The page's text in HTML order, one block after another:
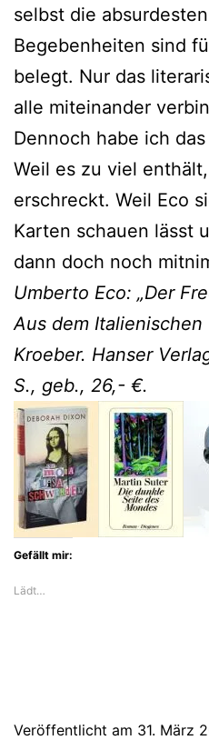
selbst die
Begebenheiten sind
belegt. Nur das
alle miteinander
Dennoch habe ich
Weil es zu viel
erschreckt. Weil Eco
Karten schauen lässt
dann doch noch
Umberto Eco: „Der
Aus dem Italienischen
Kroeber. Hanser
S., geb., 26,- €.
Gefällt mir:
Lädt…
Veröffentlicht am 31. März